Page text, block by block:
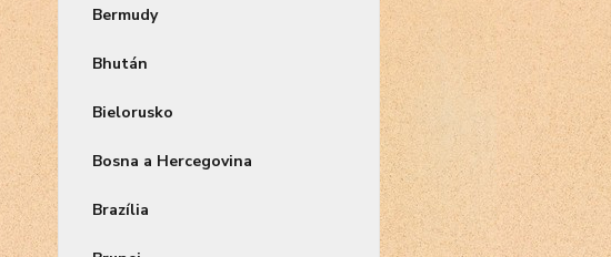
Bermudy
Bhután
Bielorusko
Bosna a Hercegovina
Brazília